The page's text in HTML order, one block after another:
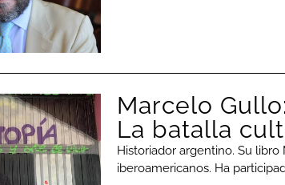
Marcelo Gullo:
La batalla
Historiador argentino. Su
iberoamericanos. Ha